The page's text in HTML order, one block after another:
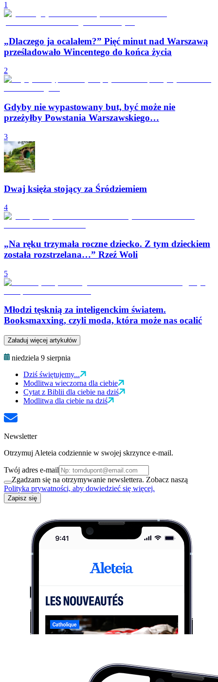
1
„Dlaczego ja ocalałem?” Pięć minut nad Warszawą
prześladowało Wincentego do końca życia
2
Gdyby nie wypastowany but, być może nie
przeżyłby Powstania Warszawskiego…
3
Dwaj księża stojący za Śródziemiem
4
„Na ręku trzymała roczne dziecko. Z tym dzieckiem
została rozstrzelana…” Rzeź Woli
5
Młodzi tęsknią za inteligenckim światem.
Booksmaxxing, czyli moda, która może nas ocalić
Załaduj więcej artykułów
niedziela 9 sierpnia
Dziś świętujemy...
Modlitwa wieczorna dla ciebie
Cytat z Biblii dla ciebie na dziś
Modlitwa dla ciebie na dziś
Newsletter
Otrzymuj Aleteia codziennie w swojej skrzynce e-mail.
Twój adres e-mail
Zgadzam się na otrzymywanie newslettera. Zobacz naszą
Polityka prywatności, aby dowiedzieć się więcej.
Zapisz się